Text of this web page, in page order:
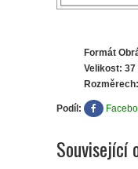
Formát
Velikost: 37
Rozměrech:
Podíl:
Související